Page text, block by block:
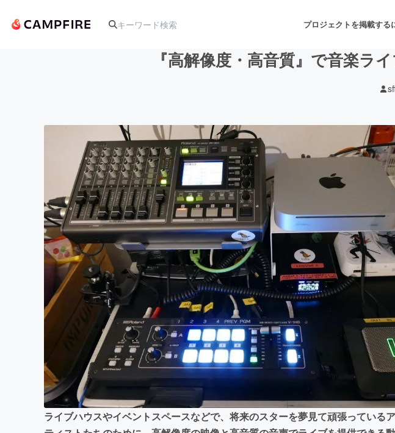
プロジェクトを掲載する
アート・写真 音楽
テクノロジー・ガジェット ゲーム・サービス開発
映像・映画 書籍・雑誌出版
ビジネス・起業 チャレンジ
まちづくり・地域活性化
CAMPFIRE for
CAMPFIREふるさ
『高解像度・高音質』で音楽ラ
ライブハウスやイベントスペースなどで、将来のスターを夢見て頑張っている